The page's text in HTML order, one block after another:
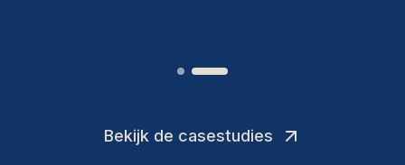
Bekijk de casestudies